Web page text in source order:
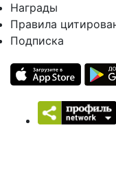
Награды
Правила
Подписка